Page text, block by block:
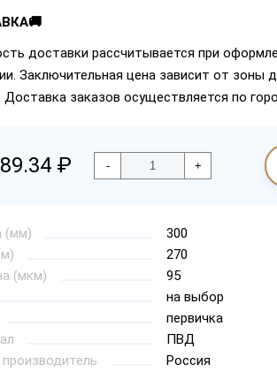
доставки рассчитывается при
Заключительная цена зависит от зоны
Доставка заказов осуществляется по
₽ - +
(мм)
300
270
(мкм)
95
на выбор
первичка
ПВД
Россия